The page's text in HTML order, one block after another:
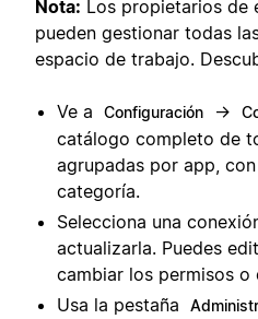
Nota: Los propietarios de
pueden gestionar todas
espacio de trabajo.
Ve a Configuración →
catálogo completo de
agrupadas por app,
categoría.
Selecciona una
actualizarla. Puedes
cambiar los permisos o
Usa la pestaña